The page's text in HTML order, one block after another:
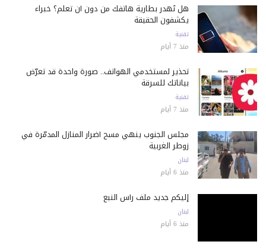
هل تُهدر بطارية هاتفك من دون أن تعلم؟ خبراء
يكشفون الحقيقة
تقنية
منذ 7 أيام
تحذير لمستخدمي الهواتف.. صورة واحدة قد تعرّض
بياناتك للسرقة
تقنية
منذ 7 أيام
مجلس الجنوب ينهي مسح أضرار المنازل المدمّرة في
زوطر الغربية
لبنان
منذ 6 أيام
إليكم جديد ملف رأس النبع
لبنان
منذ 6 أيام